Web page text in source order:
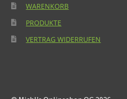
WARENKORB
PRODUKTE
VERTRAG WIDERRUFEN